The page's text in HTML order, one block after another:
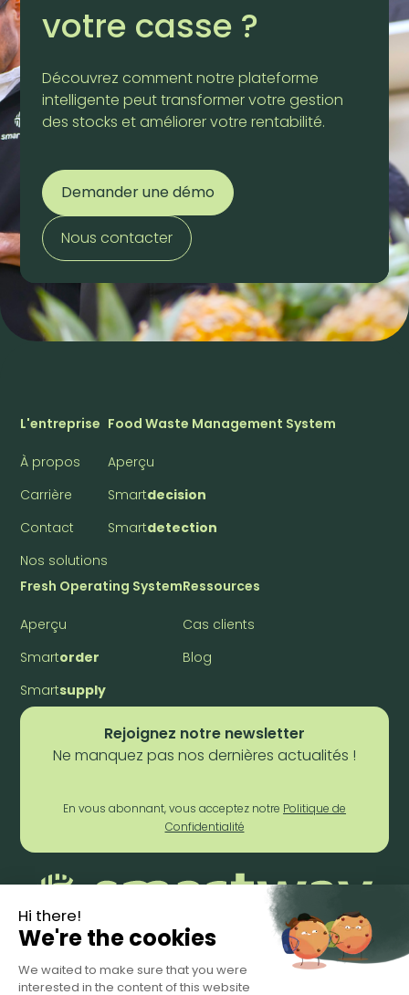
votre casse ?
Découvrez comment notre plateforme
intelligente peut transformer votre gestion
des stocks et améliorer votre rentabilité.
Demander une démo
Nous contacter
L'entreprise
À propos
Carrière
Contact
Nos solutions
Food Waste Management System
Aperçu
Smartdecision
Smartdetection
Fresh Operating System
Aperçu
Smartorder
Smartsupply
Ressources
Cas clients
Blog
Rejoignez notre newsletter
Ne manquez pas nos dernières actualités !
En vous abonnant, vous acceptez notre Politique de
Confidentialité